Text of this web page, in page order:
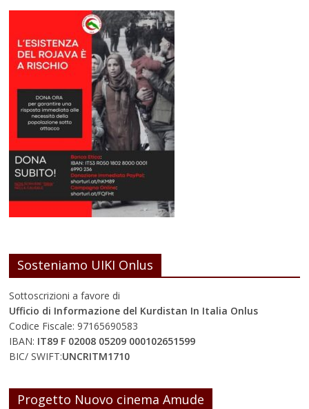
Sosteniamo UIKI Onlus
Sottoscrizioni a favore di
Ufficio di Informazione del Kurdistan In Italia Onlus
Codice Fiscale: 97165690583
IBAN: IT89 F 02008 05209 000102651599
BIC/ SWIFT:UNCRITM1710
Progetto Nuovo cinema Amude